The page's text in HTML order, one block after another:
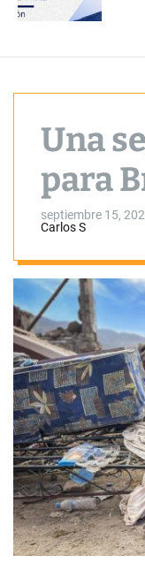
Una
para
septiembre 15,
Carlos S